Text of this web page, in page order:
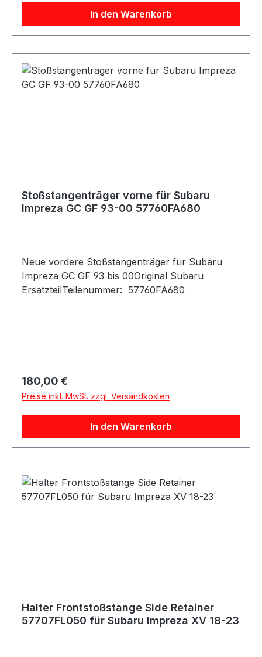
In den Warenkorb
Stoßstangenträger vorne für Subaru
Impreza GC GF 93-00 57760FA680
Neue vordere Stoßstangenträger für Subaru
Impreza GC GF 93 bis 00Original Subaru
ErsatzteilTeilenummer: 57760FA680
Regulärer Preis:
180,00 €
Preise inkl. MwSt. zzgl. Versandkosten
In den Warenkorb
Halter Frontstoßstange Side Retainer
57707FL050 für Subaru Impreza XV 18-23